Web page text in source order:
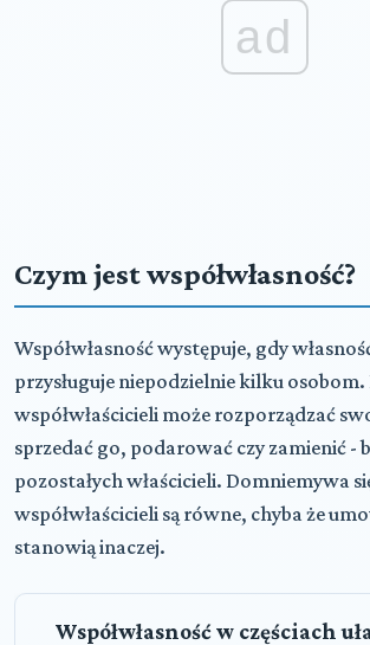
ad
Czym jest współwłasność?
Współwłasność występuje, gdy
przysługuje niepodzielnie kilku osobom.
współwłaścicieli może rozporządzać
sprzedać go, podarować czy zamienić -
pozostałych właścicieli. Domniemywa
współwłaścicieli są równe, chyba że
stanowią inaczej.
Współwłasność w częściach